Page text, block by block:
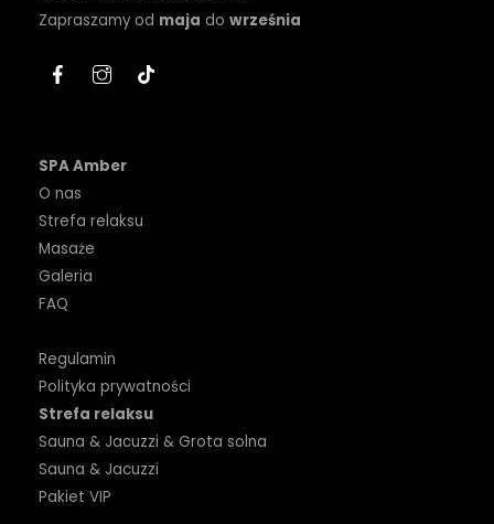
Zapraszamy od maja dowrześnia
SPA Amber
O nas
Strefa relaksu
Masaże
Galeria
FAQ
Regulamin
Polityka prywatności
Strefa relaksu
Sauna & Jacuzzi & Grota solna
Sauna & Jacuzzi
Pakiet VIP